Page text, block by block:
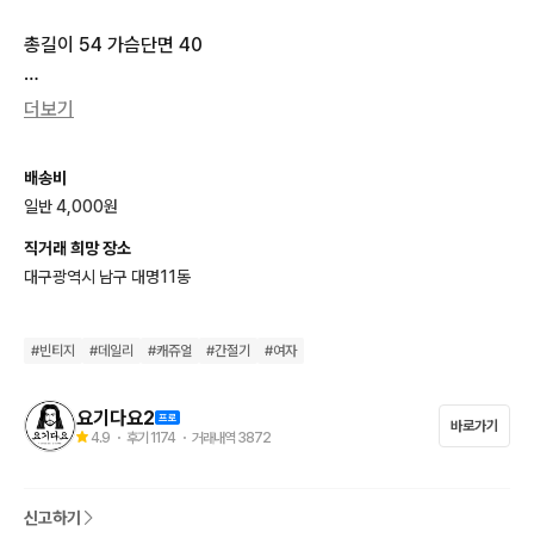
총길이 54 가슴단면 40
상태 9/10
-참여방법-
팔로우+2장이상구매 = 택배비무료
   착불로 바로 결제시 이벤트 적용불가
- 알림설정은 선택이니 꺼주셔도 됩니다
제주 및 산간지역 추가 +3000원
더보기
배송비
일반 4,000원
직거래 희망 장소
대구광역시 남구 대명11동
#빈티지 #데일리 #캐쥬얼 #간절기 #여자
요기다요2
4.9 ・ 후기 1174 ・ 거래내역 3872
바로가기
신고하기